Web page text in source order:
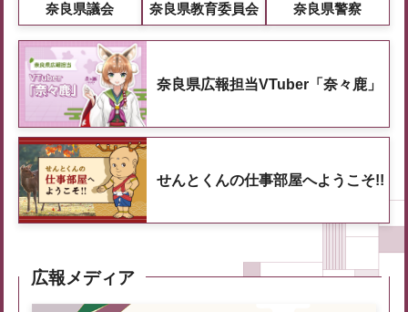
奈良県議会 奈良県教育委員会 奈良県警察
奈良県広報担当VTuber「奈々鹿」
せんとくんの仕事部屋へようこそ!!
広報メディア